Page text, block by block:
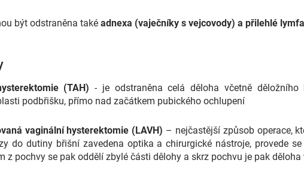
být odstraněna také adnexa (vaječníky s vejcovody) a přilehlé
(TAH) - je odstraněna celá děloha včetně děložního
podbřišku, přímo nad začátkem pubického ochlupení
vaginální hysterektomie (LAVH) – nejčastější způsob operace,
do dutiny břišní zavedena optika a chirurgické nástroje, provede
z pochvy se pak oddělí zbylé části dělohy a skrz pochvu je pak děloha